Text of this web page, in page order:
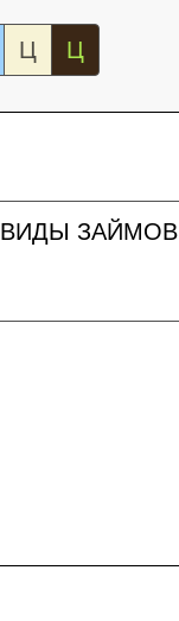
Ц Ц
ВИДЫ ЗАЙМОВ